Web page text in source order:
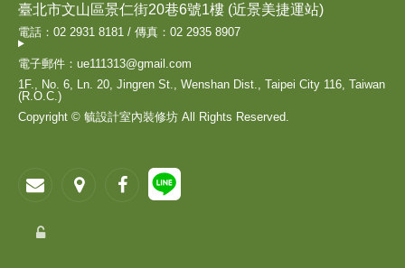
臺北市文山區景仁街20巷6號1樓 (近景美捷運站)
電話：02 2931 8181 / 傳真：02 2935 8907
電子郵件：ue111313@gmail.com
1F., No. 6, Ln. 20, Jingren St., Wenshan Dist., Taipei City 116, Taiwan
(R.O.C.)
Copyright © 毓設計室內裝修坊 All Rights Reserved.